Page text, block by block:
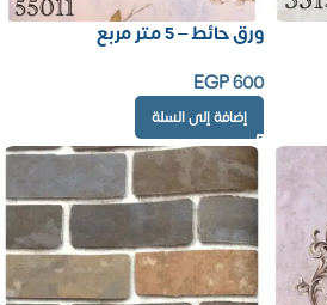
ورق حائط – 5 متر مربع
EGP600
إضافة إلى السلة